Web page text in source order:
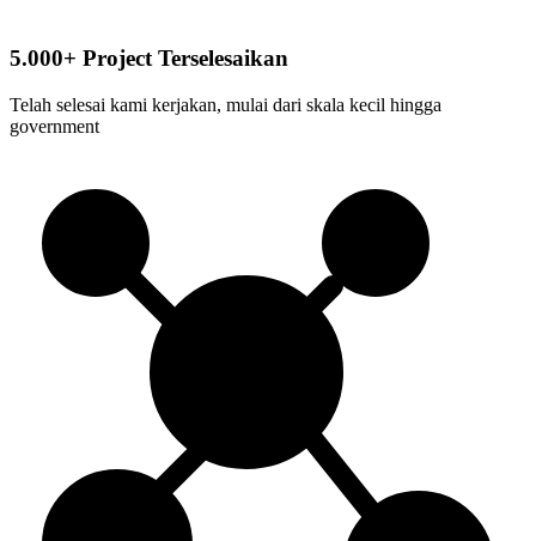
5.000+ Project Terselesaikan
Telah selesai kami kerjakan, mulai dari skala kecil hingga
government